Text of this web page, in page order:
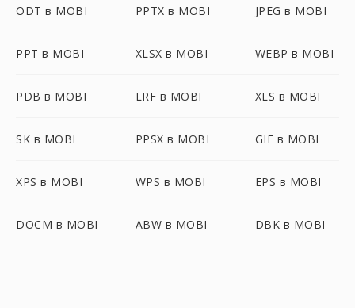
ODT в MOBI PPTX в MOBI JPEG в MOBI
PPT в MOBI XLSX в MOBI WEBP в MOBI
PDB в MOBI LRF в MOBI XLS в MOBI
SK в MOBI PPSX в MOBI GIF в MOBI
XPS в MOBI WPS в MOBI EPS в MOBI
DOCM в MOBI ABW в MOBI DBK в MOBI